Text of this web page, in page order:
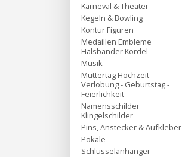
Karneval & Theater
Kegeln & Bowling
Kontur Figuren
Medaillen Embleme
Halsbänder Kordel
Musik
Muttertag Hochzeit -
Verlobung - Geburtstag -
Feierlichkeit
Namensschilder
Klingelschilder
Pins, Anstecker & Aufkleber
Pokale
Schlüsselanhänger